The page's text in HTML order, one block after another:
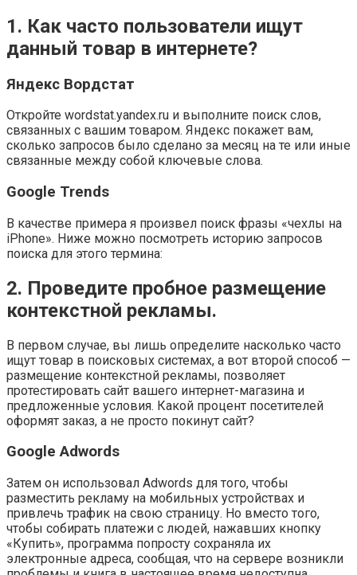
1. Как часто пользователи ищут
данный товар в интернете?
Яндекс Вордстат
Откройте wordstat.yandex.ru и выполните поиск слов,
связанных с вашим товаром. Яндекс покажет вам,
сколько запросов было сделано за месяц на те или иные
связанные между собой ключевые слова.
Google Trends
В качестве примера я произвел поиск фразы «чехлы на
iPhone». Ниже можно посмотреть историю запросов
поиска для этого термина:
2. Проведите пробное размещение
контекстной рекламы.
В первом случае, вы лишь определите насколько часто
ищут товар в поисковых системах, а вот второй способ —
размещение контекстной рекламы, позволяет
протестировать сайт вашего интернет-магазина и
предложенные условия. Какой процент посетителей
оформят заказ, а не просто покинут сайт?
Google Adwords
Затем он использовал Adwords для того, чтобы
разместить рекламу на мобильных устройствах и
привлечь трафик на свою страницу. Но вместо того,
чтобы собирать платежи с людей, нажавших кнопку
«Купить», программа попросту сохраняла их
электронные адреса, сообщая, что на сервере возникли